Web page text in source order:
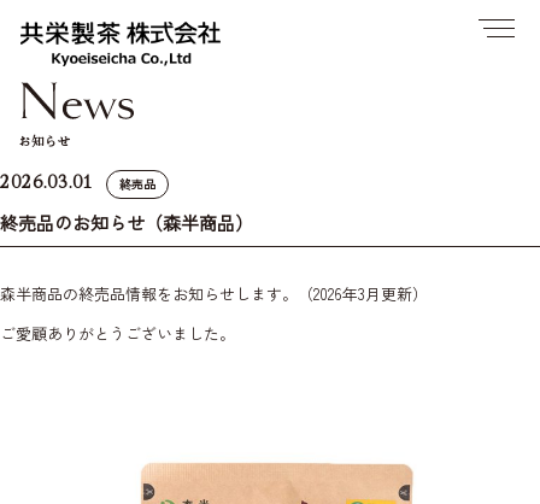
お知らせ
2026.03.01 終売品
終売品のお知らせ（森半商品）
森半商品の終売品情報をお知らせします。（2026年3月更新）
ご愛顧ありがとうございました。